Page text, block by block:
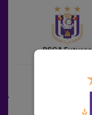
RSCA Futures